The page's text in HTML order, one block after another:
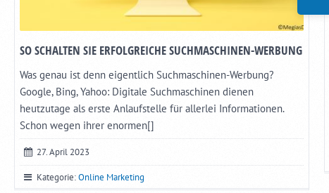
SO SCHALTEN SIE ERFOLGREICHE SUCHMASCHINEN-WERBUNG
Was genau ist denn eigentlich Suchmaschinen-Werbung?
Google, Bing, Yahoo: Digitale Suchmaschinen dienen
heutzutage als erste Anlaufstelle für allerlei Informationen.
Schon wegen ihrer enormen[]
27. April 2023
Kategorie:Online Marketing